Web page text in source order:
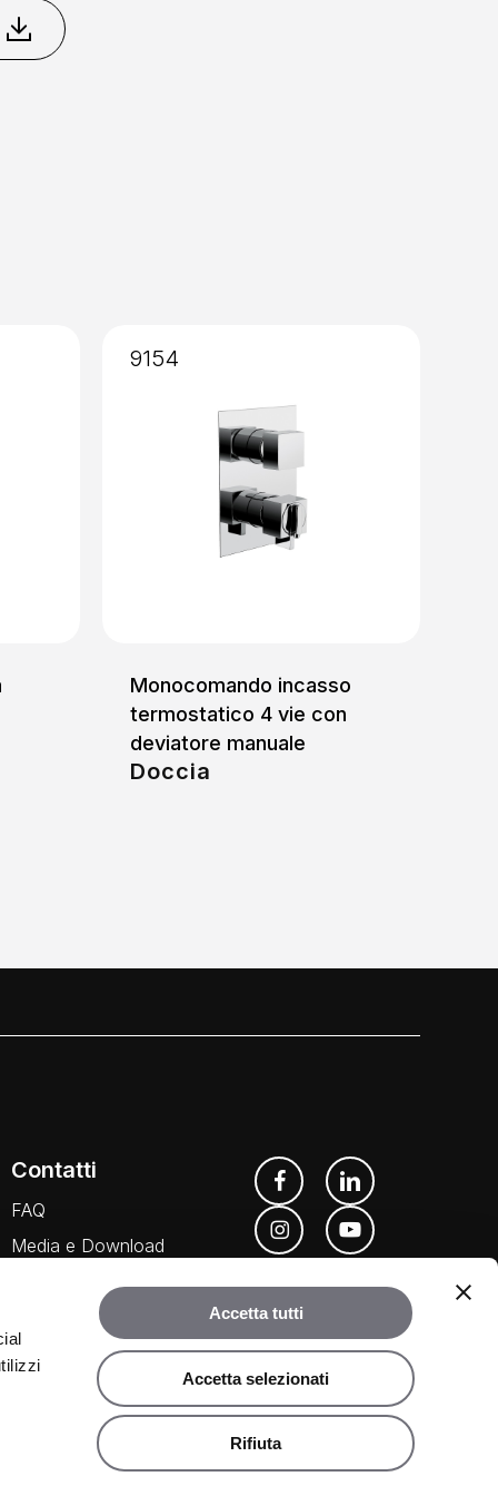
Accetta tutti
Accetta selezionati
Rifiuta
Monocomando incasso
termostatico 4 vie con
deviatore manuale
Doccia
9154
Contatti
FAQ
Media e Download